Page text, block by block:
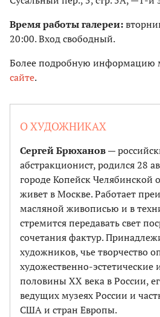
Время работы галереи:
20:00. Вход свободный.
Более подробную информацию
сайте.
О ХУДОЖНИКАХ
Сергей Брюханов—
абстракционист, родился 28
городе Копейск Челябинской
живет в Москве. Работает
масляной живописью и в
стремится передавать свет
сочетания фактур.
художников, чье творчество
художественно-эстетические
половины ХХ века в России,
ведущих музеях России и
США и стран Европы.